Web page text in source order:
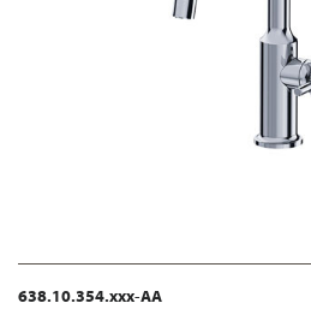
638.10.354.xxx-AA